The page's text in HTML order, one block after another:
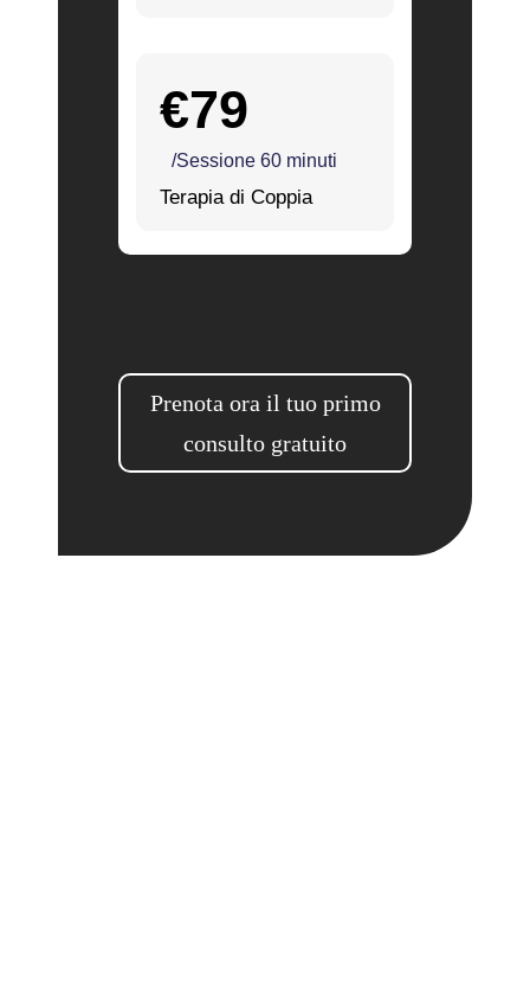
€79
/Sessione 60 minuti
Terapia di Coppia
Prenota ora il tuo primo
consulto gratuito